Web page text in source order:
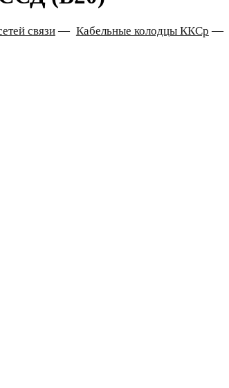
связи— Кабельные колодцы ККСр —